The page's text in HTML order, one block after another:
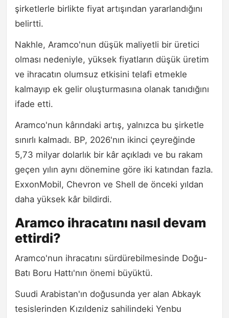
şirketlerle birlikte fiyat artışından yararlandığını
belirtti.
Nakhle, Aramco'nun düşük maliyetli bir üretici
olması nedeniyle, yüksek fiyatların düşük üretim
ve ihracatın olumsuz etkisini telafi etmekle
kalmayıp ek gelir oluşturmasına olanak tanıdığını
ifade etti.
Aramco'nun kârındaki artış, yalnızca bu şirketle
sınırlı kalmadı. BP, 2026'nın ikinci çeyreğinde
5,73 milyar dolarlık bir kâr açıkladı ve bu rakam
geçen yılın aynı dönemine göre iki katından fazla.
ExxonMobil, Chevron ve Shell de önceki yıldan
daha yüksek kâr bildirdi.
Aramco ihracatını nasıl devam
ettirdi?
Aramco'nun ihracatını sürdürebilmesinde Doğu-
Batı Boru Hattı'nın önemi büyüktü.
Suudi Arabistan'ın doğusunda yer alan Abkayk
tesislerinden Kızıldeniz sahilindeki Yenbu